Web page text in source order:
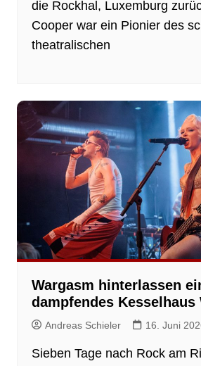
die Rockhal, Luxemburg
Cooper war ein Pionier des
theatralischen
Wargasm hinterlassen
dampfendes Kesselhaus
Andreas Schieler 16. Juni
Sieben Tage nach Rock am